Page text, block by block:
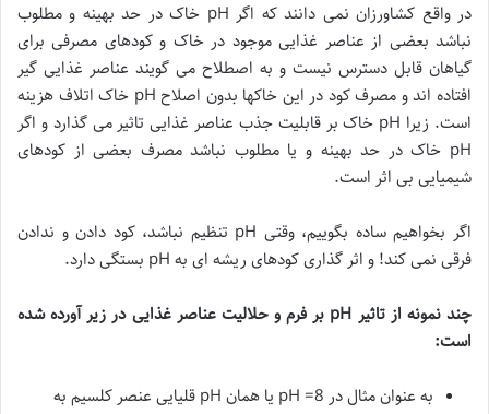
در واقع کشاورزان نمی دانند که اگر pH خاک در حد بهینه و مطلوب
نباشد بعضی از عناصر غذایی موجود در خاک و کودهای مصرفی برای
گیاهان قابل دسترس نیست و به اصطلاح می گویند عناصر غذایی گیر
افتاده اند و مصرف کود در این خاکها بدون اصلاح pH خاک اتلاف هزینه
است. زیرا pH خاک بر قابلیت جذب عناصر غذایی تاثیر می گذارد و اگر
pH خاک در حد بهینه و یا مطلوب نباشد مصرف بعضی از کودهای
شیمیایی بی اثر است.
اگر بخواهیم ساده بگوییم، وقتی pH تنظیم نباشد، کود دادن و ندادن
فرقی نمی کند! و اثر گذاری کودهای ریشه ای به pH بستگی دارد.
چند نمونه از تاثیر
بر فرم و حلالیت عناصر غذایی در زیر آورده شده
است:
به عنوان مثال در pH =8 یا همان pH قلیایی عنصر کلسیم به